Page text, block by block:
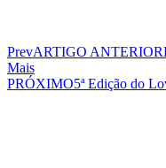
PrevARTIGO ANTERIOR
Mais
PRÓXIMO5ª Edição do